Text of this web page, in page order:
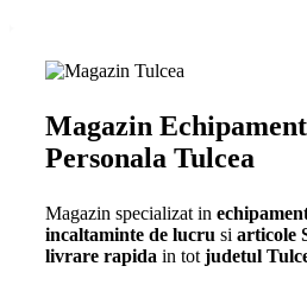
Magazin
Personala Tulcea
Magazin specializat in
incaltaminte de lucru siarticole
livrare rapida in totjudetul